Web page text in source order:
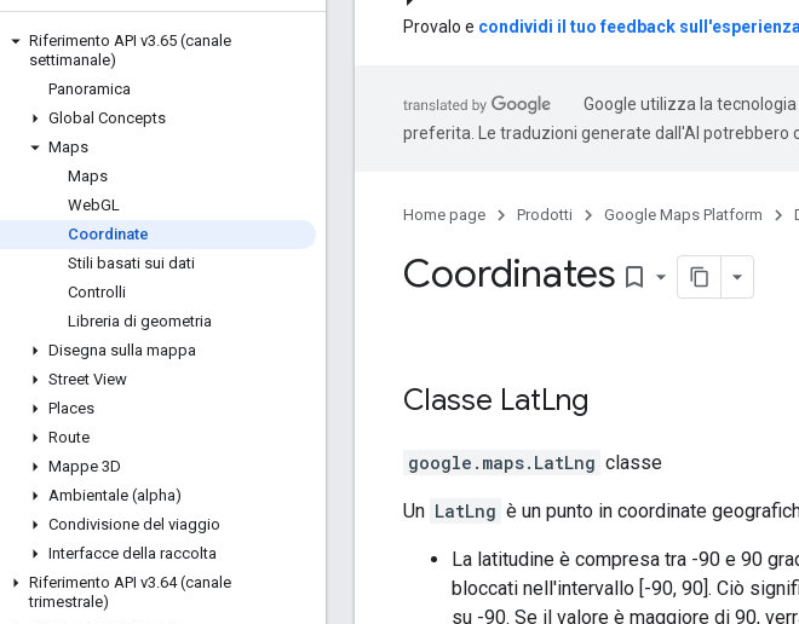
Riferimento API v3.65 (canale
settimanale)
Panoramica
Global Concepts
Maps
Maps
WebGL
Coordinate
Stili basati sui dati
Controlli
Libreria di geometria
Disegna sulla mappa
Street View
Places
Route
Mappe 3D
Ambientale (alpha)
Condivisione del viaggio
Interfacce della raccolta
Riferimento API v3.64 (canale
trimestrale)
Provalo e condividi il tuo feedback
Google utilizza la
preferita. Le traduzioni generate dall'AI potrebbero
Home page Prodotti Google Maps Platform
Coordinates bookmark_border
Classe LatLng
google.maps. LatLng classe
Un LatLng è un punto in coordinate
La latitudine è compresa tra -90 e 90
bloccati nell'intervallo [-90, 90]. Ciò
su -90. Se il valore è maggiore di 90,